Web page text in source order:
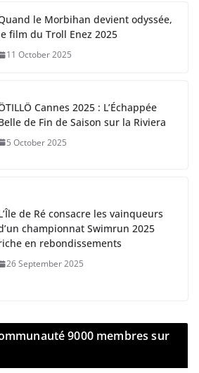
le Morbihan devient odyssée,
film du Troll Enez 2025
11 October 2025
Cannes 2025 : L’Échappée
de Fin de Saison sur la Riviera
5 October 2025
de Ré consacre les vainqueurs
championnat Swimrun 2025
en rebondissements
26 September 2025
9000 membres sur